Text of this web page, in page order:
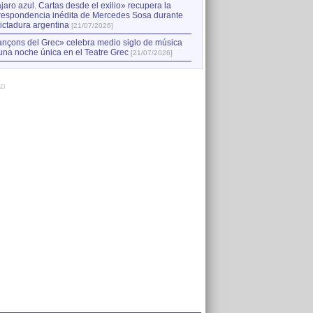
azul. Cartas desde el exilio» recupera la
inédita de Mercedes Sosa durante
argentina [21/07/2026]
del Grec» celebra medio siglo de música
noche única en el Teatre Grec [21/07/2026]